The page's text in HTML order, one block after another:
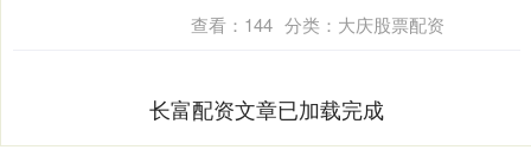
查看： 144 分类： 大庆股票配资
长富配资文章已加载完成